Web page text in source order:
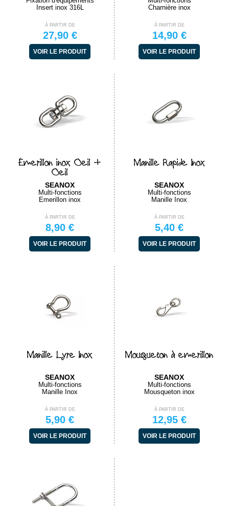
Insert inox 316L
À PARTIR DE
27,90 €
VOIR LE PRODUIT
Charnière inox
À PARTIR DE
14,90 €
VOIR LE PRODUIT
Émerillon inox Oeil +
Oeil
SEANOX
Multi-fonctions
Emerillon inox
À PARTIR DE
8,90 €
VOIR LE PRODUIT
Manille Rapide Inox
SEANOX
Multi-fonctions
Manille Inox
À PARTIR DE
5,40 €
VOIR LE PRODUIT
Manille Lyre Inox
SEANOX
Multi-fonctions
Manille Inox
À PARTIR DE
5,90 €
VOIR LE PRODUIT
Mousqueton à emerillon
SEANOX
Multi-fonctions
Mousqueton inox
À PARTIR DE
12,95 €
VOIR LE PRODUIT